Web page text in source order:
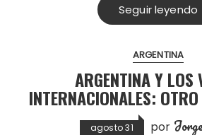
Seguir leyendo
ARGENTINA
ARGENTINA Y LOS
INTERNACIONALES:
agosto 31 por